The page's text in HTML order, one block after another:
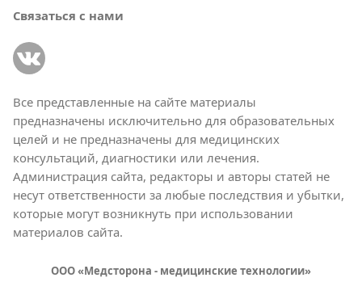
Связаться с нами
Все представленные на сайте материалы
предназначены исключительно для образовательных
целей и не предназначены для медицинских
консультаций, диагностики или лечения.
Администрация сайта, редакторы и авторы статей не
несут ответственности за любые последствия и убытки,
которые могут возникнуть при использовании
материалов сайта.
ООО «Медсторона - медицинские технологии»